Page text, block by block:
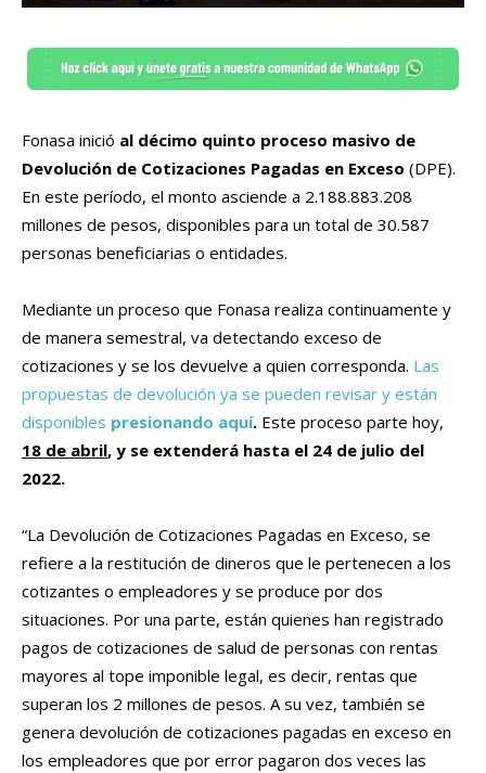
Fonasa inició al décimo quinto proceso masivo de
Devolución de Cotizaciones Pagadas en Exceso (DPE).
En este período, el monto asciende a 2.188.883.208
millones de pesos, disponibles para un total de 30.587
personas beneficiarias o entidades.
Mediante un proceso que Fonasa realiza continuamente y
de manera semestral, va detectando exceso de
cotizaciones y se los devuelve a quien corresponda. Las
propuestas de devolución ya se pueden revisar y están
disponibles presionando aquí. Este proceso parte hoy,
18 de abril, y se extenderá hasta el 24 de julio del
2022.
“La Devolución de Cotizaciones Pagadas en Exceso, se
refiere a la restitución de dineros que le pertenecen a los
cotizantes o empleadores y se produce por dos
situaciones. Por una parte, están quienes han registrado
pagos de cotizaciones de salud de personas con rentas
mayores al tope imponible legal, es decir, rentas que
superan los 2 millones de pesos. A su vez, también se
genera devolución de cotizaciones pagadas en exceso en
los empleadores que por error pagaron dos veces las